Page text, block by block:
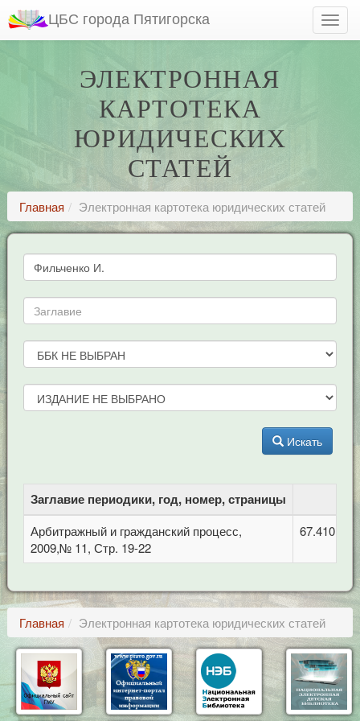
ЦБС города Пятигорска
ЭЛЕКТРОННАЯ
КАРТОТЕКА
ЮРИДИЧЕСКИХ
СТАТЕЙ
Главная Электронная картотека юридических статей
Искать
Заглавие периодики, год, номер, страницы
Арбитражный и гражданский процесс,
2009,№ 11, Стр. 19-22
67.410
Главная Электронная картотека юридических статей